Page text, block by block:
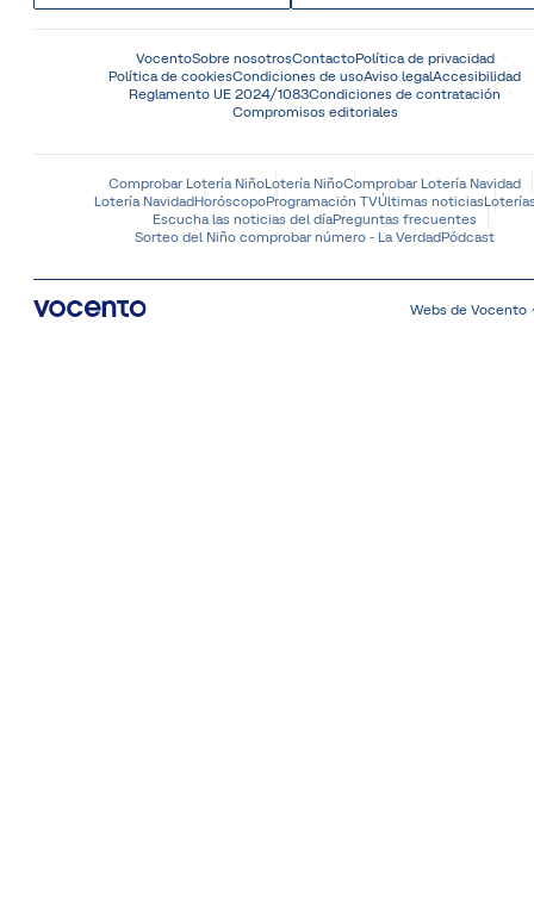
VocentoSobre nosotrosContactoPolítica de privacidad
Política de cookiesCondiciones de usoAviso legalAccesibilidad
Reglamento UE 2024/1083Condiciones de contratación
Compromisos editoriales
Comprobar Lotería NiñoLotería NiñoComprobar Lotería Navidad
Lotería NavidadHoróscopoProgramación TVÚltimas noticias
Escucha las noticias del díaPreguntas frecuentes
Sorteo del Niño comprobar número - La VerdadPódcast
Webs de Vocento